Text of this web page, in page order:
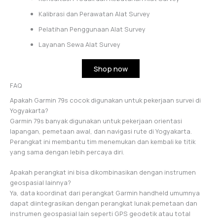
Kalibrasi dan Perawatan Alat Survey
Pelatihan Penggunaan Alat Survey
Layanan Sewa Alat Survey
Shop now
FAQ
Apakah Garmin 79s cocok digunakan untuk pekerjaan survei di
Yogyakarta?
Garmin 79s banyak digunakan untuk pekerjaan orientasi
lapangan, pemetaan awal, dan navigasi rute di Yogyakarta.
Perangkat ini membantu tim menemukan dan kembali ke titik
yang sama dengan lebih percaya diri.
Apakah perangkat ini bisa dikombinasikan dengan instrumen
geospasial lainnya?
Ya, data koordinat dari perangkat Garmin handheld umumnya
dapat diintegrasikan dengan perangkat lunak pemetaan dan
instrumen geospasial lain seperti GPS geodetik atau total